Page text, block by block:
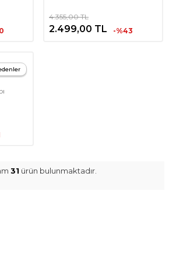
4.355,00TL
2.499,00 TL -%43
31 ürün bulunmaktadır.